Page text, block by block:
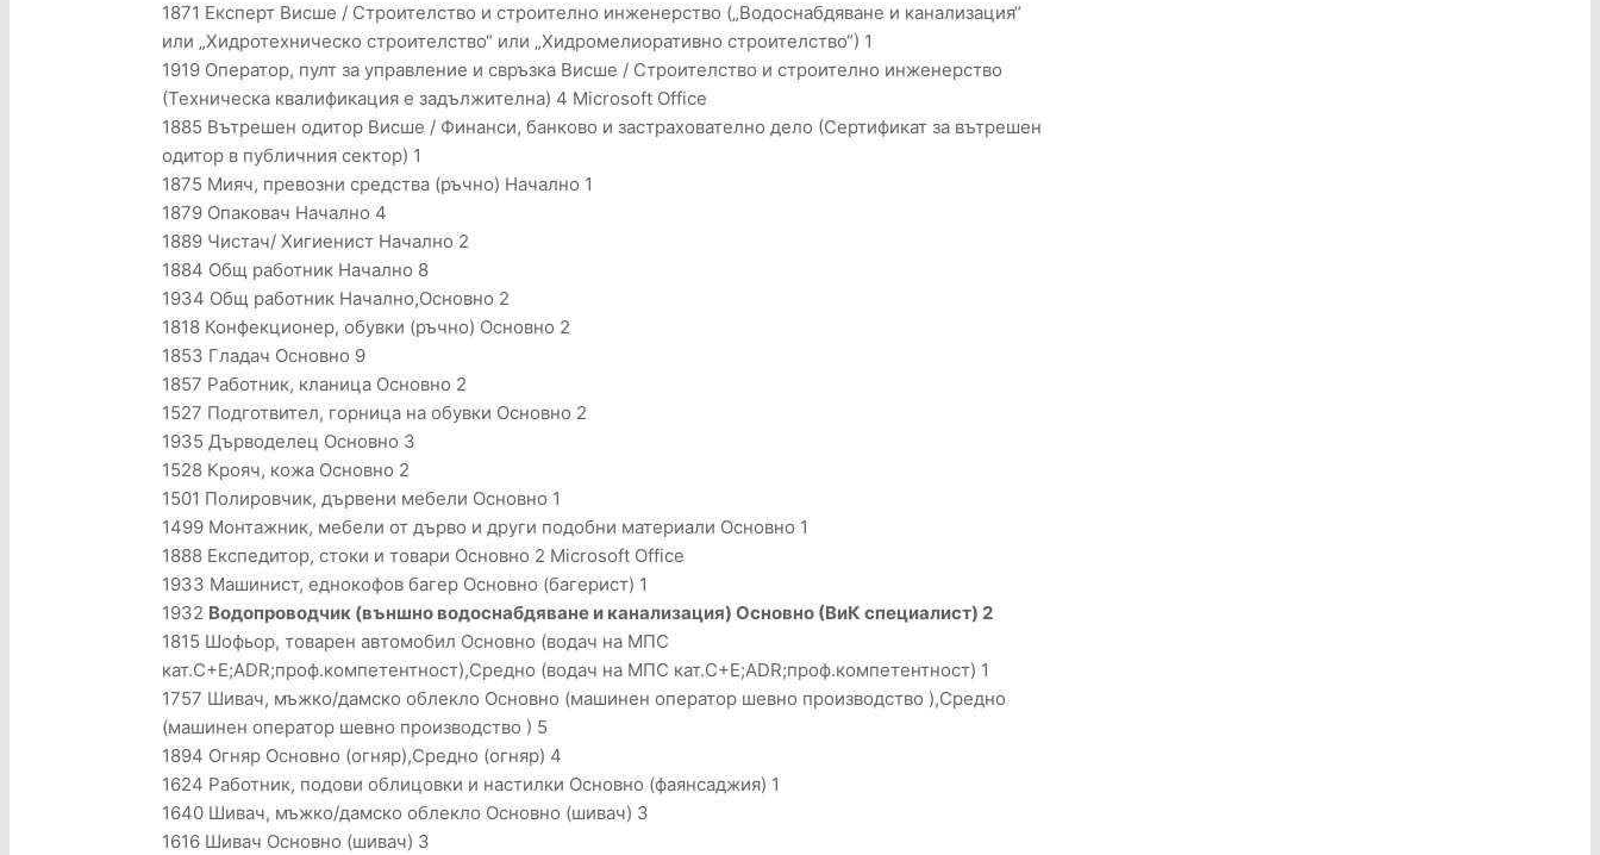
1871 Експерт Висше / Строителство и строително инженерство („Водоснабдяване и канализация“
или „Хидротехническо строителство“ или „Хидромелиоративно строителство“) 1
1919 Оператор, пулт за управление и свръзка Висше / Строителство и строително инженерство
(Техническа квалификация е задължителна) 4 Microsoft Office
1885 Вътрешен одитор Висше / Финанси, банково и застрахователно дело (Сертификат за вътрешен
одитор в публичния сектор) 1
1875 Мияч, превозни средства (ръчно) Начално 1
1879 Опаковач Начално 4
1889 Чистач/ Хигиенист Начално 2
1884 Общ работник Начално 8
1934 Общ работник Начално,Основно 2
1818 Конфекционер, обувки (ръчно) Основно 2
1853 Гладач Основно 9
1857 Работник, кланица Основно 2
1527 Подготвител, горница на обувки Основно 2
1935 Дърводелец Основно 3
1528 Крояч, кожа Основно 2
1501 Полировчик, дървени мебели Основно 1
1499 Монтажник, мебели от дърво и други подобни материали Основно 1
1888 Експедитор, стоки и товари Основно 2 Microsoft Office
1933 Машинист, еднокофов багер Основно (багерист) 1
1932 Водопроводчик (външно водоснабдяване и канализация) Основно (ВиК специалист) 2
1815 Шофьор, товарен автомобил Основно (водач на МПС
кат.C+E;ADR;проф.компетентност),Средно (водач на МПС кат.C+E;ADR;проф.компетентност) 1
1757 Шивач, мъжко/дамско облекло Основно (машинен оператор шевно производство ),Средно
(машинен оператор шевно производство ) 5
1894 Огняр Основно (огняр),Средно (огняр) 4
1624 Работник, подови облицовки и настилки Основно (фаянсаджия) 1
1640 Шивач, мъжко/дамско облекло Основно (шивач) 3
1616 Шивач Основно (шивач) 3